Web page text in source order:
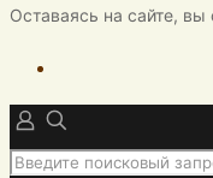
Оставаясь на сайте, вы